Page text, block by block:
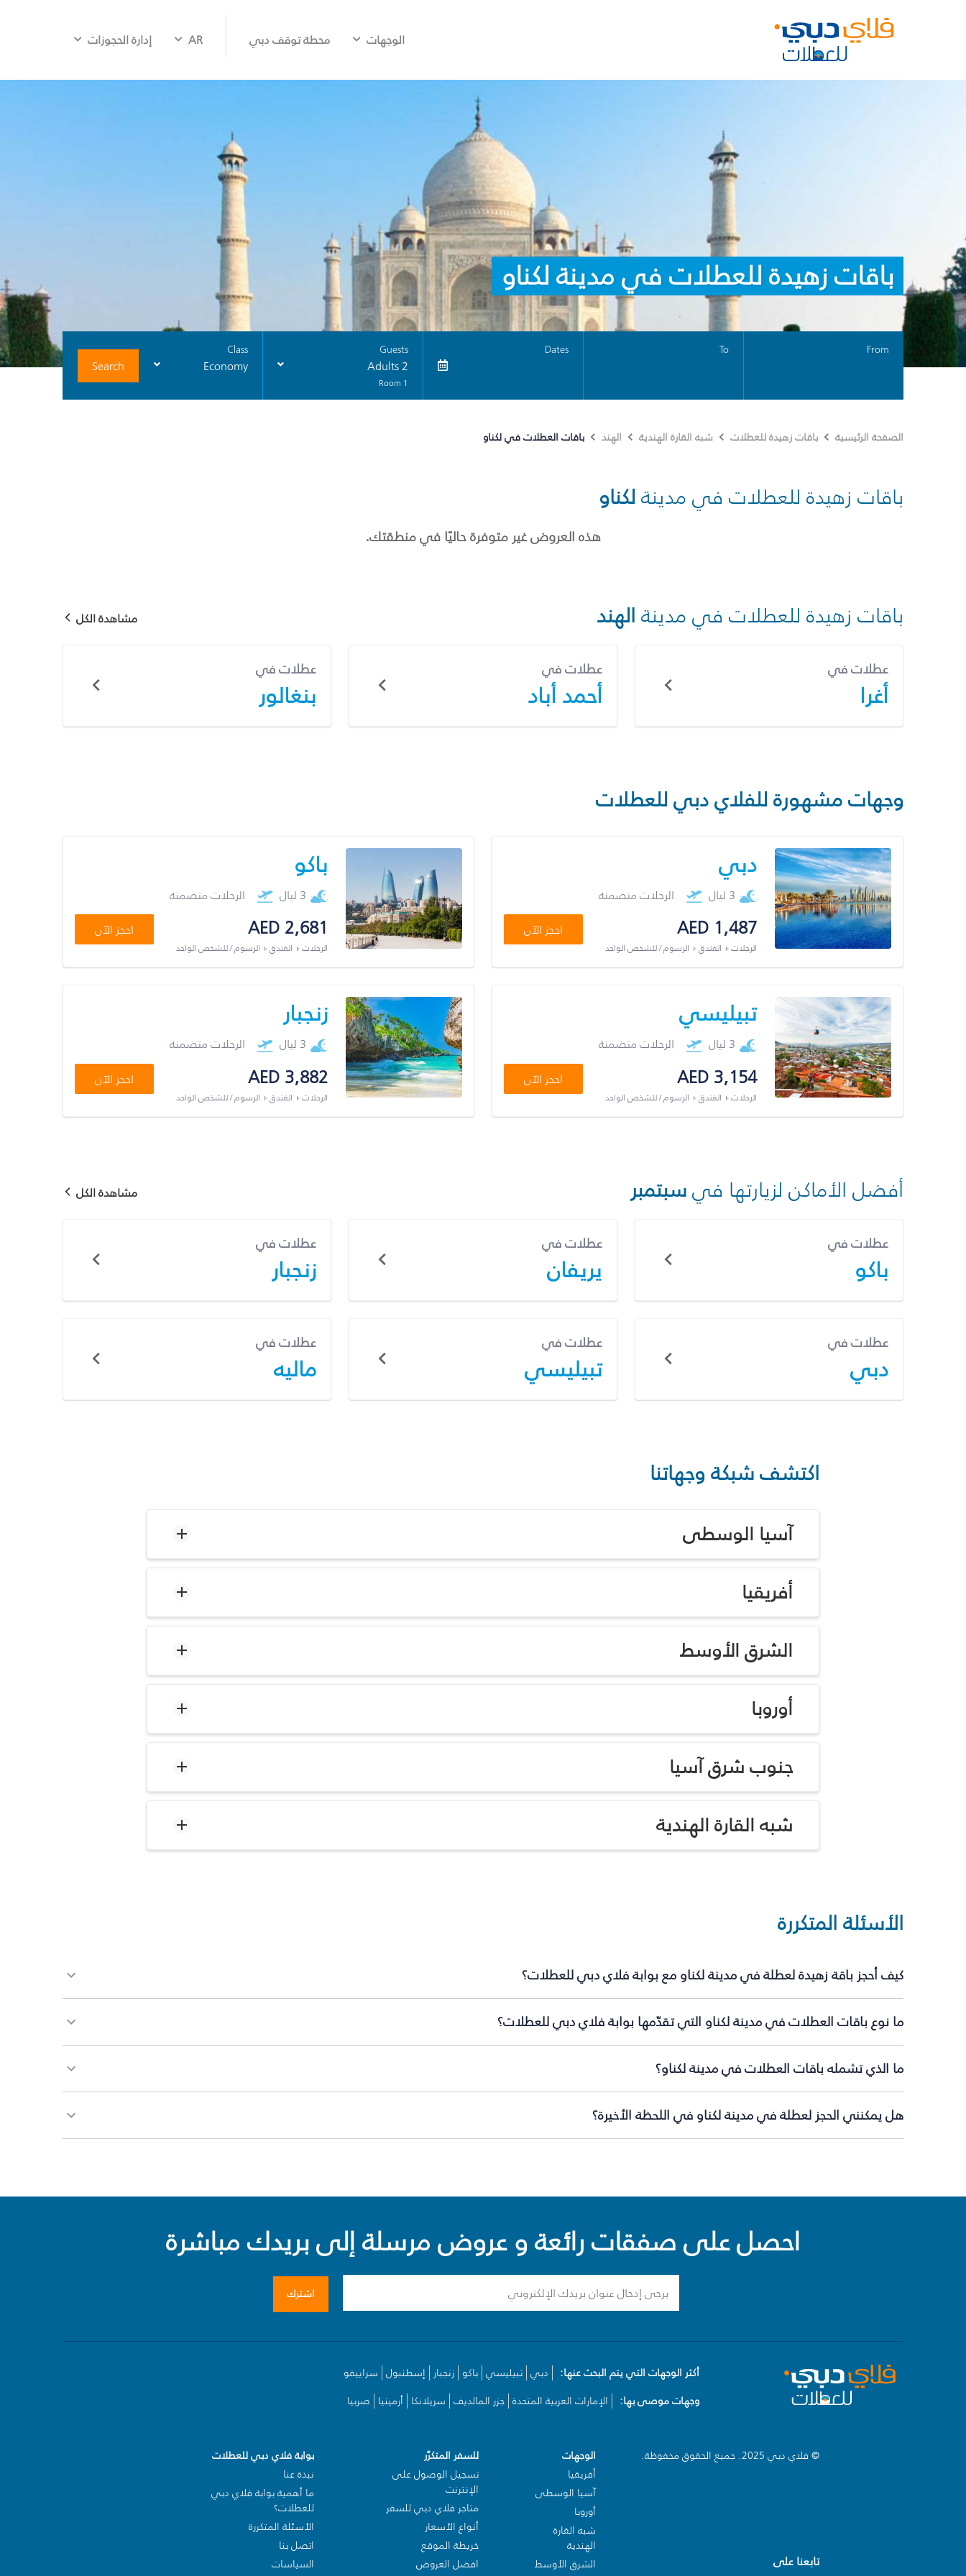
الوجهات محطة توقف دبي AR إدارة الحجوزات
باقات زهيدة للعطلات في مدينة لكناو
From
To
Dates
Guests
2 Adults
1 Room
Class
Economy
Search
الصفحة الرئيسية باقات زهيدة للعطلات شبه القارة الهندية الهند باقات العطلات في لكناو
باقات زهيدة للعطلات في مدينة لكناو
هذه العروض غير متوفرة حاليًا في منطقتك.
باقات زهيدة للعطلات في مدينة الهند مشاهدة الكل
عطلات في
أغرا
عطلات في
أحمد أباد
عطلات في
بنغالور
وجهات مشهورة للفلاي دبي للعطلات
دبي
3 ليال الرحلات متضمنة
AED 1,487
الرحلات + الفندق + الرسوم / للشخص الواحد
احجز الآن
باكو
3 ليال الرحلات متضمنة
AED 2,681
الرحلات + الفندق + الرسوم / للشخص الواحد
احجز الآن
تبيليسي
3 ليال الرحلات متضمنة
AED 3,154
الرحلات + الفندق + الرسوم / للشخص الواحد
احجز الآن
زنجبار
3 ليال الرحلات متضمنة
AED 3,882
الرحلات + الفندق + الرسوم / للشخص الواحد
احجز الآن
أفضل الأماكن لزيارتها فيسبتمبر مشاهدة الكل
عطلات في
باكو
عطلات في
يريفان
عطلات في
زنجبار
عطلات في
دبي
عطلات في
تبيليسي
عطلات في
ماليه
اكتشف شبكة وجهاتنا
آسيا الوسطى
أفريقيا
الشرق الأوسط
أوروبا
جنوب شرق آسيا
شبه القارة الهندية
الأسئلة المتكررة
كيف أحجز باقة زهيدة لعطلة في مدينة لكناو مع بوابة فلاي دبي للعطلات؟
ما نوع باقات العطلات في مدينة لكناو التي تقدّمها بوابة فلاي دبي للعطلات؟
ما الذي تشمله باقات العطلات في مدينة لكناو؟
هل يمكنني الحجز لعطلة في مدينة لكناو في اللحظة الأخيرة؟
احصل على صفقات رائعة و عروض مرسلة إلى بريدك مباشرة
اشترك
أكثر الوجهات التي يتم البحث عنها: دبي تبيليسي باكو زنجبار إسطنبول سراييفو
وجهات موصى بها:
الإمارات العربية المتحدة جزر المالديف سريلانكا أرمينيا صربيا
© فلاي دبي 2025. جميع الحقوق محفوظة.
تابعنا على
الوجهات
أفريقيا
آسيا الوسطى
أوروبا
شبه القارة
الهندية
الشرق الأوسط
للسفر المتكرّر
تسجيل الوصول على
الإنترنت
متاجر فلاي دبي للسفر
أنواع الأسعار
خريطة الموقع
افضل العروض
بوابة فلاي دبي للعطلات
نبذة عنا
ما أهمية بوابة فلاي دبي
للعطلات؟
الأسئلة المتكررة
اتصل بنا
السياسات